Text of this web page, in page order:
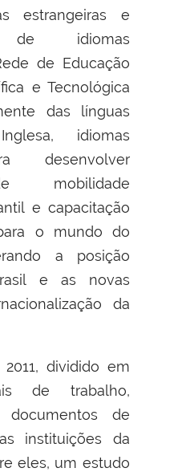
estrangeiras e
de idiomas
de Educação
e Tecnológica
das línguas
idiomas
desenvolver
mobilidade
e capacitação
o mundo do
a posição
e as novas
da
2011, dividido em
de trabalho,
documentos de
instituições da
eles, um estudo